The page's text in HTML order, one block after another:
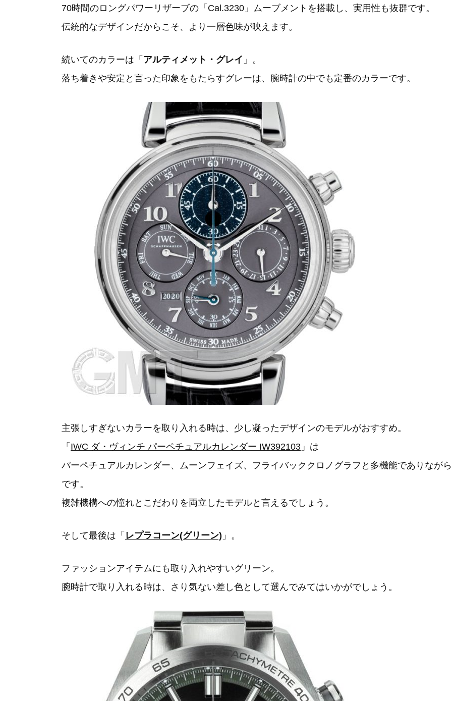
70時間のロングパワーリザーブの「Cal.3230」ムーブメントを搭載し、実用性も抜群です。
伝統的なデザインだからこそ、より一層色味が映えます。
続いてのカラーは「 アルティメット・グレイ 」。
落ち着きや安定と言った印象をもたらすグレーは、腕時計の中でも定番のカラーです。
主張しすぎないカラーを取り入れる時は、少し凝ったデザインのモデルがおすすめ。
「 IWC ダ・ヴィンチ パーペチュアルカレンダー IW392103 」は
パーペチュアルカレンダー、ムーンフェイズ、フライバッククロノグラフと多機能でありなが
です。
複雑機構への憧れとこだわりを両立したモデルと言えるでしょう。
そして最後は「 レプラコーン(グリーン) 」。
ファッションアイテムにも取り入れやすいグリーン。
腕時計で取り入れる時は、さり気ない差し色として選んでみてはいかがでしょう。